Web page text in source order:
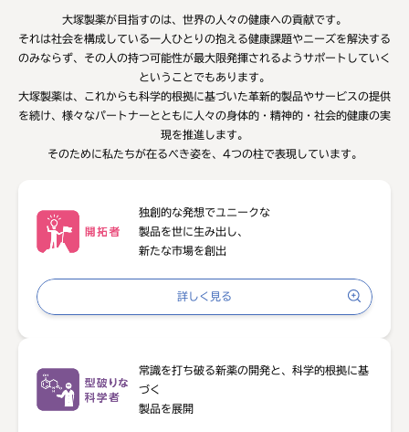
⼤塚製薬が⽬指すのは、世界の⼈々の健康への貢献です。
それは社会を構成している⼀⼈ひとりの抱える健康課題やニーズを解決する
のみならず、その⼈の持つ可能性が最⼤限発揮されるようサポートしていく
ということでもあります。
⼤塚製薬は、これからも科学的根拠に基づいた⾰新的製品やサービスの提供
を続け、様々なパートナーとともに⼈々の⾝体的・精神的・社会的健康の実
現を推進します。
そのために私たちが在るべき姿を、4つの柱で表現しています。
独創的な発想でユニークな
製品を世に生み出し、
新たな市場を創出
詳しく見る
常識を打ち破る新薬の開発と、 科学的根拠に基
づく
製品を展開